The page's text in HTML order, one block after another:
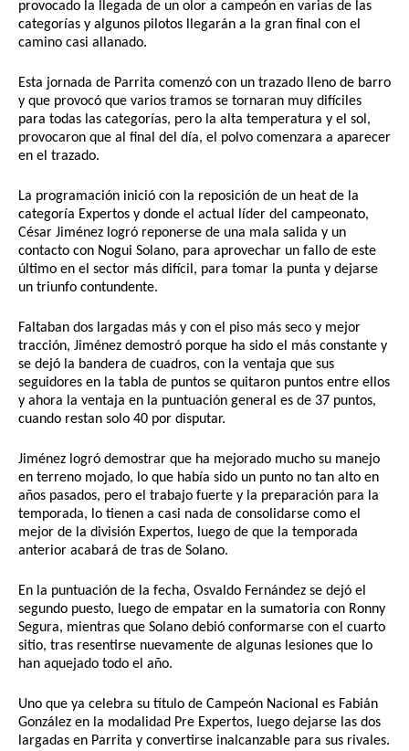
provocado la llegada de un olor a campeón en varias de las
categorías y algunos pilotos llegarán a la gran final con el
camino casi allanado.
Esta jornada de Parrita comenzó con un trazado lleno de barro
y que provocó que varios tramos se tornaran muy difíciles
para todas las categorías, pero la alta temperatura y el sol,
provocaron que al final del día, el polvo comenzara a aparecer
en el trazado.
La programación inició con la reposición de un heat de la
categoría Expertos y donde el actual líder del campeonato,
César Jiménez logró reponerse de una mala salida y un
contacto con Nogui Solano, para aprovechar un fallo de este
último en el sector más difícil, para tomar la punta y dejarse
un triunfo contundente.
Faltaban dos largadas más y con el piso más seco y mejor
tracción, Jiménez demostró porque ha sido el más constante y
se dejó la bandera de cuadros, con la ventaja que sus
seguidores en la tabla de puntos se quitaron puntos entre ellos
y ahora la ventaja en la puntuación general es de 37 puntos,
cuando restan solo 40 por disputar.
Jiménez logró demostrar que ha mejorado mucho su manejo
en terreno mojado, lo que había sido un punto no tan alto en
años pasados, pero el trabajo fuerte y la preparación para la
temporada, lo tienen a casi nada de consolidarse como el
mejor de la división Expertos, luego de que la temporada
anterior acabará de tras de Solano.
En la puntuación de la fecha, Osvaldo Fernández se dejó el
segundo puesto, luego de empatar en la sumatoria con Ronny
Segura, mientras que Solano debió conformarse con el cuarto
sitio, tras resentirse nuevamente de algunas lesiones que lo
han aquejado todo el año.
Uno que ya celebra su título de Campeón Nacional es Fabián
González en la modalidad Pre Expertos, luego dejarse las dos
largadas en Parrita y convertirse inalcanzable para sus rivales.